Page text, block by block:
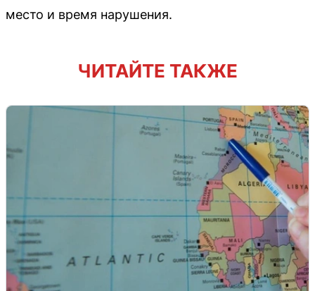
место и время нарушения.
ЧИТАЙТЕ ТАКЖЕ